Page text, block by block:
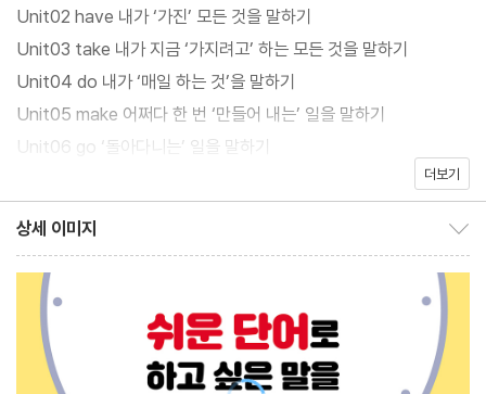
Unit02 have 내가 ‘가진’ 모든 것을 말하기
Unit03 take 내가 지금 ‘가지려고’ 하는 모든 것을 말하기
Unit04 do 내가 ‘매일 하는 것’을 말하기
Unit05 make 어쩌다 한 번 ‘만들어 내는’ 일을 말하기
Unit06 go ‘돌아다니는’ 일을 말하기
Unit09 과거 / have p.p. 다양한 시제로 말하기
Unit10 have to / have been -ing 다양한 시제로 말하기
Unit11 must / will / would / should 다양한 어조로 말하기
Unit12 can / could / may / might 다양한 어조로 말하기
Unit13 not 안 한다고 말하기
더보기
상세 이미지